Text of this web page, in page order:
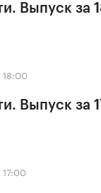
Выпуск
18:00
Выпуск
17:00